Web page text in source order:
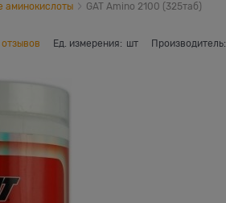
аминокислоты GAT Amino 2100 (325таб)
Ед. измерения: шт Производитель: